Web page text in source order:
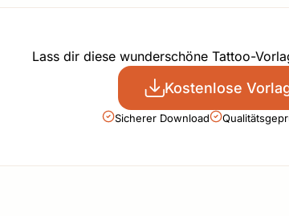
Lass dir diese wunderschöne Tattoo-
Kostenlose
Sicherer Download